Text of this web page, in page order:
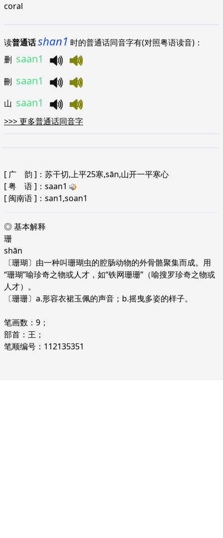
coral
读普通话shan1 时的普通话同音字有(对照粤语读音)：
删 saan1
刪 saan1
山 saan1
>>>更多普通话同音字
[ 广 韵 ]：苏干切,上平25寒,sān,山开一平寒心
[粤 语]：saan1
[ 闽南语]：san1,soan1
◎ 基本解释
珊
shān
〔珊瑚〕由一种叫珊瑚虫的腔肠动物的外骨骼聚集而成。用
“珊瑚”喻珍奇之物或人才，如“铁网珊珊”（喻搜罗珍奇之物或
人才）。
〔珊珊〕a.形容衣裙玉佩的声音；b.摇曳多姿的样子。
笔画数：9；
部首：王；
笔顺编号：112135351